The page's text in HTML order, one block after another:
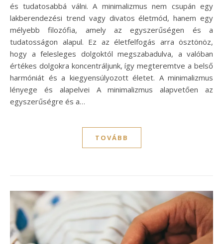
és tudatosabbá válni. A minimalizmus nem csupán egy
lakberendezési trend vagy divatos életmód, hanem egy
mélyebb filozófia, amely az egyszerűségen és a
tudatosságon alapul. Ez az életfelfogás arra ösztönöz,
hogy a felesleges dolgoktól megszabadulva, a valóban
értékes dolgokra koncentráljunk, így megteremtve a belső
harmóniát és a kiegyensúlyozott életet. A minimalizmus
lényege és alapelvei A minimalizmus alapvetően az
egyszerűségre és a…
TOVÁBB